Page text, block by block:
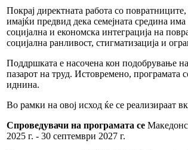
Покрај директната работа со
имајќи предвид дека семејната средина
социјална и економска интеграција на
социјална ранливост, стигматизација и
Поддршката е насочена кон подобрување
пазарот на труд. Истовремено, програмата
иднина.
Во рамки на овој исход ќе се реализираат
Спроведувачи на програмата се
2025 г. - 30 септември 2027 г.